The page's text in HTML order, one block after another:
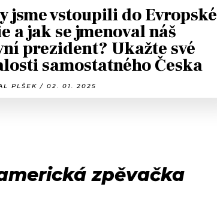
jsme vstoupili do Evropské
a jak se jmenoval náš
prezident? Ukažte své
samostatného Česka
PLŠEK / 02. 01. 2025
zpěvačka